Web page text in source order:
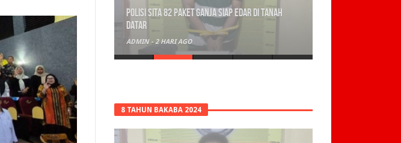
Polisi Sita 82 Paket Ganja Siap Edar di Tanah
Datar
ADMIN - 2 HARI AGO
8 TAHUN BAKABA 2024